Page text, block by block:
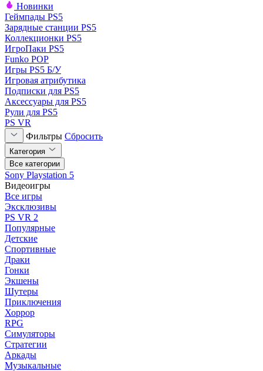
Новинки
Геймпады PS5
Зарядные станции PS5
Коллекционки PS5
ИгроПаки PS5
Funko POP
Игры PS5 Б/У
Игровая атрибутика
Подписки для PS5
Аксессуары для PS5
Рули для PS5
PS VR
Фильтры Сбросить
Категория
Все категории
Sony Playstation 5
Видеоигры
Все игры
Эксклюзивы
PS VR 2
Популярные
Детские
Спортивные
Драки
Гонки
Экшены
Шутеры
Приключения
Хоррор
RPG
Симуляторы
Стратегии
Аркады
Музыкальные